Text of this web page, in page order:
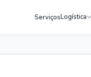
ServiçosLogística